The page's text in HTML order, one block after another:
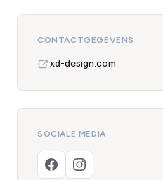
CONTACTGEGEVENS
xd-design.com
SOCIALE MEDIA